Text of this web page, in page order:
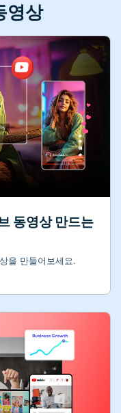
영상
동영상 만드는
을 만들어보세요.